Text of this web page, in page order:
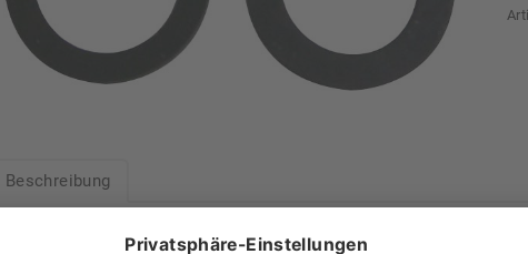
Beschreibung
Dichtungssatz für die Muto-Spritze 30 ml oder 50 ml (Art.-Nr.: